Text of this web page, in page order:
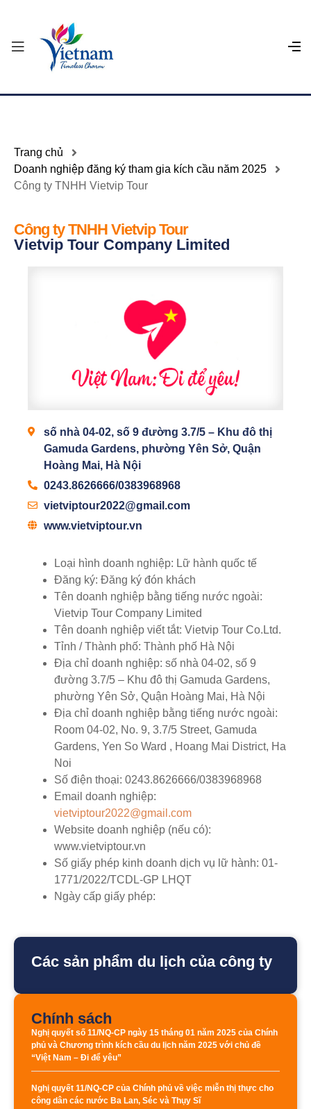
Trang chủ
Doanh nghiệp đăng ký tham gia kích cầu năm 2025
Công ty TNHH Vietvip Tour
Công ty TNHH Vietvip Tour
Vietvip Tour Company Limited
số nhà 04-02, số 9 đường 3.7/5 – Khu đô thị
Gamuda Gardens, phường Yên Sở, Quận
Hoàng Mai, Hà Nội
0243.8626666/0383968968
vietviptour2022@gmail.com
www.vietviptour.vn
Loại hình doanh nghiệp: Lữ hành quốc tế
Đăng ký: Đăng ký đón khách
Tên doanh nghiệp bằng tiếng nước ngoài:
Vietvip Tour Company Limited
Tên doanh nghiệp viết tắt: Vietvip Tour Co.Ltd.
Tỉnh / Thành phố: Thành phố Hà Nội
Địa chỉ doanh nghiệp: số nhà 04-02, số 9
đường 3.7/5 – Khu đô thị Gamuda Gardens,
phường Yên Sở, Quận Hoàng Mai, Hà Nội
Địa chỉ doanh nghiệp bằng tiếng nước ngoài:
Room 04-02, No. 9, 3.7/5 Street, Gamuda
Gardens, Yen So Ward , Hoang Mai District, Ha
Noi
Số điện thoại: 0243.8626666/0383968968
Email doanh nghiệp:
vietviptour2022@gmail.com
Website doanh nghiệp (nếu có):
www.vietviptour.vn
Số giấy phép kinh doanh dịch vụ lữ hành: 01-
1771/2022/TCDL-GP LHQT
Ngày cấp giấy phép:
Các sản phẩm du lịch của công ty
Chính sách
Nghị quyết số 11/NQ-CP ngày 15 tháng 01 năm 2025 của Chính
phủ và Chương trình kích cầu du lịch năm 2025 với chủ đề
“Việt Nam – Đi để yêu”
Nghị quyết 11/NQ-CP của Chính phủ về việc miễn thị thực cho
công dân các nước Ba Lan, Séc và Thụy Sĩ